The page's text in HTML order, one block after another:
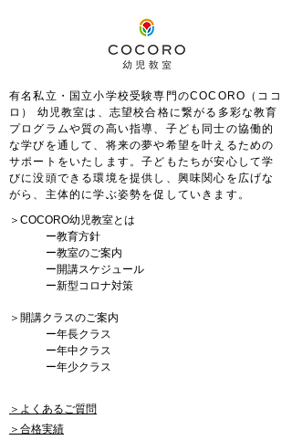
有名私立・国立小学校受験専門のCOCORO（ココ
ロ） 幼児教室は、 志望校合格に繋がる多彩な教育
プログラムや質の高い指導、子ども同士の協働的
な学びを通して、将来の夢や希望を叶えるための
サポートをいたします。子どもたちが安心して学
びに没頭できる環境を提供し、興味関心を広げな
がら、主体的に学ぶ姿勢を促していきます。
＞COCORO幼児教室とは
ー教育方針
ー教室のご案内
ー開講スケジュール
ー新型コロナ対策
＞よくあるご質問
＞合格実績
＞ 開講クラスのご案内
ー年長クラス
ー年中クラス
ー年少クラス